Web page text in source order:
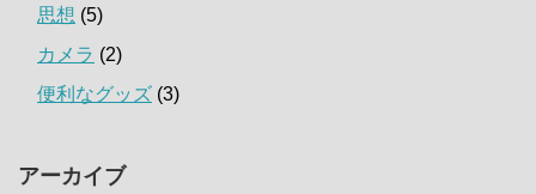
思想 (5)
カメラ (2)
便利なグッズ (3)
アーカイブ